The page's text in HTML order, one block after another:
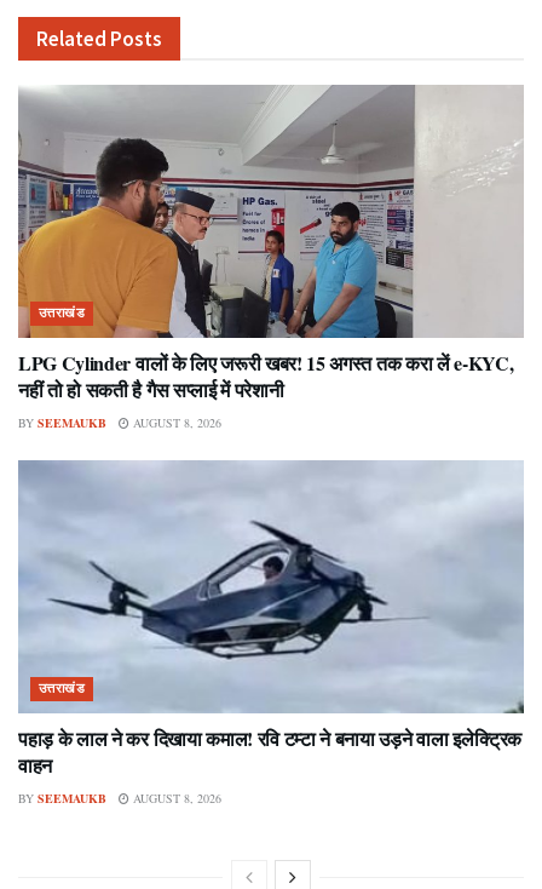
Related Posts
उत्तराखंड
LPG Cylinder वालों के लिए जरूरी खबर! 15 अगस्त तक करा लें e-KYC,
नहीं तो हो सकती है गैस सप्लाई में परेशानी
BY SEEMAUKB AUGUST 8, 2026
उत्तराखंड
पहाड़ के लाल ने कर दिखाया कमाल! रवि टम्टा ने बनाया उड़ने वाला इलेक्ट्रिक
वाहन
BY SEEMAUKB AUGUST 8, 2026